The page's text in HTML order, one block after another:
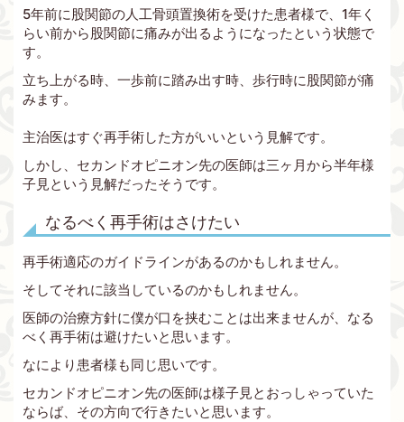
5年前に股関節の人工骨頭置換術を受けた患者様で、1年く
らい前から股関節に痛みが出るようになったという状態で
す。
立ち上がる時、一歩前に踏み出す時、歩行時に股関節が痛
みます。
主治医はすぐ再手術した方がいいという見解です。
しかし、セカンドオピニオン先の医師は三ヶ月から半年様
子見という見解だったそうです。
なるべく再手術はさけたい
再手術適応のガイドラインがあるのかもしれません。
そしてそれに該当しているのかもしれません。
医師の治療方針に僕が口を挟むことは出来ませんが、なる
べく再手術は避けたいと思います。
なにより患者様も同じ思いです。
セカンドオピニオン先の医師は様子見とおっしゃっていた
ならば、その方向で行きたいと思います。